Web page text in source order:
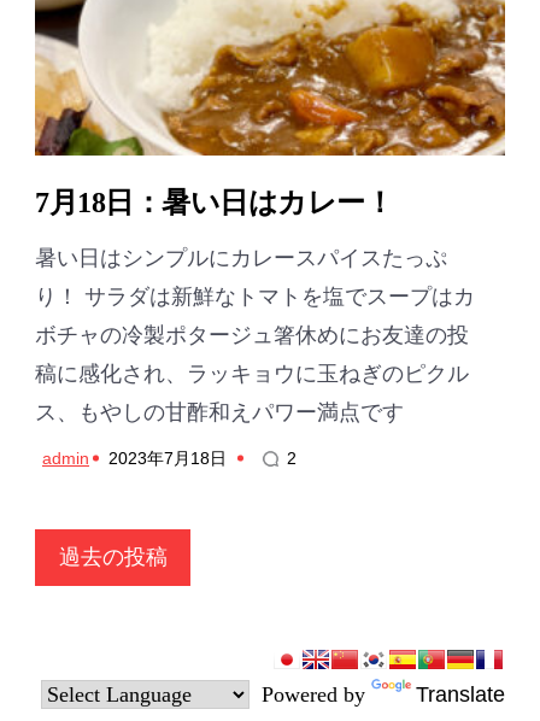
7月18日：暑い日はカレー！
暑い日はシンプルにカレースパイスたっぷ
り！ サラダは新鮮なトマトを塩でスープはカ
ボチャの冷製ポタージュ箸休めにお友達の投
稿に感化され、ラッキョウに玉ねぎのピクル
ス、もやしの甘酢和えパワー満点です
admin 2023年7月18日 2
投
稿
ビ
過去の投稿
Powered by Translate